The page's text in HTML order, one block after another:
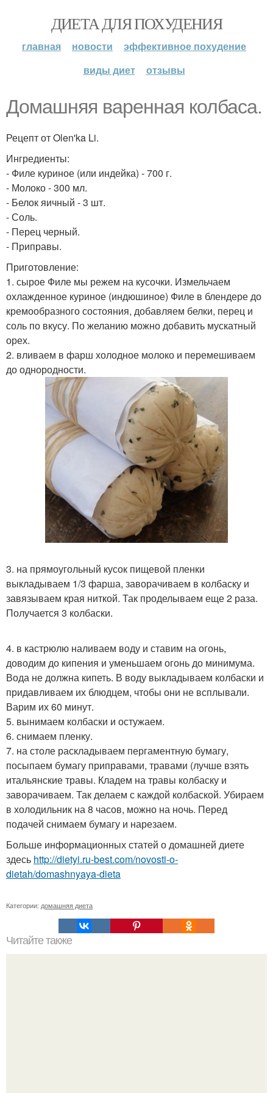
ДИЕТА ДЛЯ ПОХУДЕНИЯ
главная новости
эффективное похудение
виды диет
отзывы
Домашняя варенная колбаса.
Рецепт от Olen'ka Li.
Ингредиенты:
- Филе куриное (или индейка) - 700 г.
- Молоко - 300 мл.
- Белок яичный - 3 шт.
- Соль.
- Перец черный.
- Приправы.
Приготовление:
1. сырое Филе мы режем на кусочки. Измельчаем
охлажденное куриное (индюшиное) Филе в блендере до
кремообразного состояния, добавляем белки, перец и
соль по вкусу. По желанию можно добавить мускатный
орех.
2. вливаем в фарш холодное молоко и перемешиваем
до однородности.
3. на прямоугольный кусок пищевой пленки
выкладываем 1/3 фарша, заворачиваем в колбаску и
завязываем края ниткой. Так проделываем еще 2 раза.
Получается 3 колбаски.
4. в кастрюлю наливаем воду и ставим на огонь,
доводим до кипения и уменьшаем огонь до минимума.
Вода не должна кипеть. В воду выкладываем колбаски и
придавливаем их блюдцем, чтобы они не всплывали.
Варим их 60 минут.
5. вынимаем колбаски и остужаем.
6. снимаем пленку.
7. на столе раскладываем пергаментную бумагу,
посыпаем бумагу приправами, травами (лучше взять
итальянские травы. Кладем на травы колбаску и
заворачиваем. Так делаем с каждой колбаской. Убираем
в холодильник на 8 часов, можно на ночь. Перед
подачей снимаем бумагу и нарезаем.
Больше информационных статей о домашней диете
здесь http://dietyi.ru-best.com/novosti-o-
dietah/domashnyaya-dieta
Категории: домашняя диета
Читайте также